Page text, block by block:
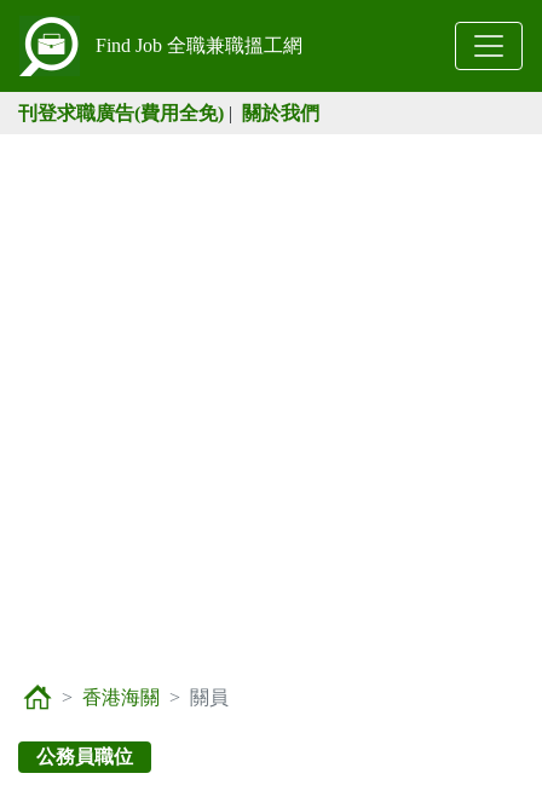
Find Job 全職兼職搵工網
刊登求職廣告(費用全免) | 關於我們
香港海關 關員
公務員職位